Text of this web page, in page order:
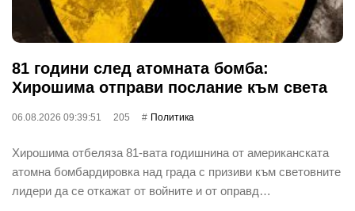
81 години след атомната бомба:
Хирошима отправи послание към света
06.08.2026 09:39:51 205 Политика
Хирошима отбеляза 81-вата годишнина от американската
атомна бомбардировка над града с призиви към световните
лидери да се откажат от войните и от оправд…